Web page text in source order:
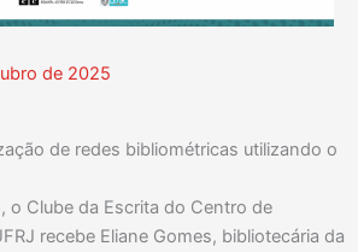
de 2025
de redes bibliométricas utilizando o
o Clube da Escrita do Centro de
recebe Eliane Gomes, bibliotecária da